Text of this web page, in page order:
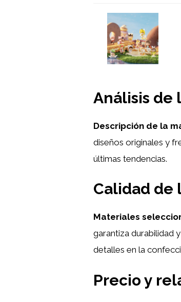
Análisis de
Descripción de la
diseños originales y
últimas tendencias.
Calidad de
Materiales
garantiza durabilidad
detalles en la
Precio y